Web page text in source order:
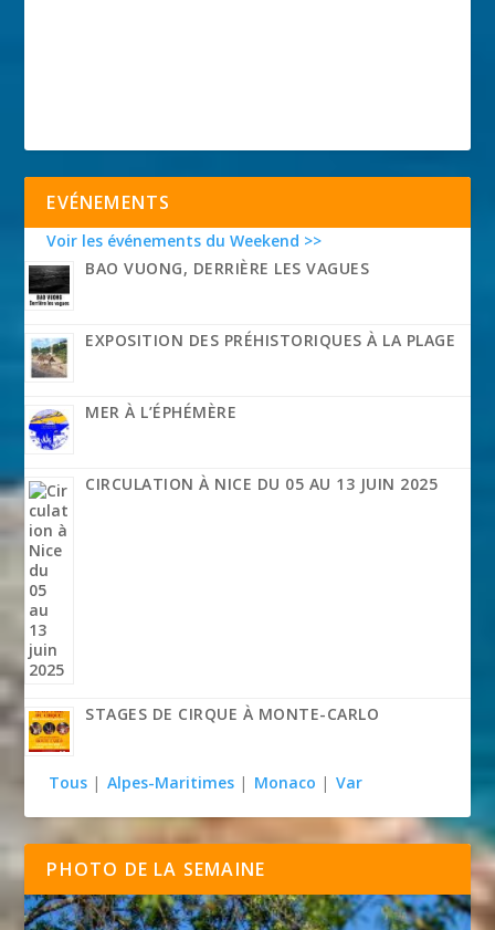
EVÉNEMENTS
Voir les événements du Weekend >>
BAO VUONG, DERRIÈRE LES VAGUES
EXPOSITION DES PRÉHISTORIQUES À LA PLAGE
MER À L’ÉPHÉMÈRE
CIRCULATION À NICE DU 05 AU 13 JUIN 2025
STAGES DE CIRQUE À MONTE-CARLO
Tous | Alpes-Maritimes | Monaco | Var
PHOTO DE LA SEMAINE